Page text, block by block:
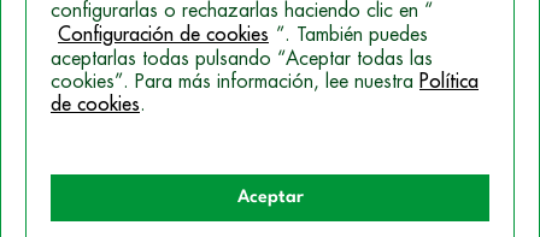
Politica de Privacidad
© 2026 Campus Training
configurarlas o rechazarlas haciendo clic en “
Configuración de cookies ”. También puedes
aceptarlas todas pulsando “Aceptar todas las
cookies”. Para más información, lee nuestra Política
de cookies.
Aceptar